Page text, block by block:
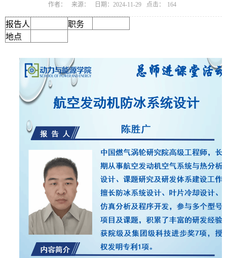
作者： 来源： 日期：2024-11-29 点击： 164
报告人
职务
地点